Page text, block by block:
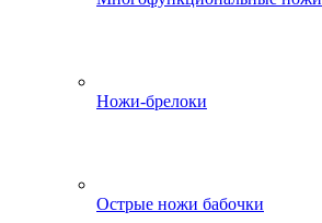
Ножи-брелоки
Острые ножи бабочки